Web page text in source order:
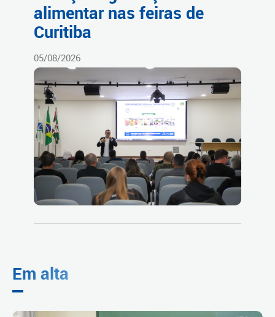
alimentar nas feiras de
Curitiba
05/08/2026
Em alta